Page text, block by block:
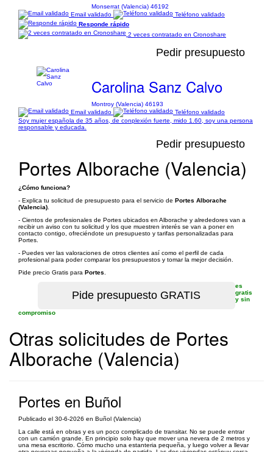
Monserrat (Valencia) 46192
Email validado
Teléfono validado
Responde rápido
2 veces contratado en Cronoshare
Pedir presupuesto
Carolina Sanz Calvo
Montroy (Valencia) 46193
Email validado
Teléfono validado
Soy mujer española de 35 años, de conplexión fuerte, mido 1.60, soy una persona
responsable y educada.
Pedir presupuesto
Portes Alborache (Valencia)
¿Cómo funciona?
- Explica tu solicitud de presupuesto para el servicio de Portes Alborache
(Valencia)
- Cientos de profesionales de Portes ubicados en Alborache y alrededores van a
recibir un aviso con tu solicitud y los que muestren interés se van a poner en
contacto contigo, ofreciéndote un presupuesto y tarifas personalizadas para
Portes.
- Puedes ver las valoraciones de otros clientes así como el perfil de cada
profesional para poder comparar los presupuestos y tomar la mejor decisión.
Pide precio Gratis para Portes
es
gratis
y sin
compromiso
Otras solicitudes de Portes
Alborache (Valencia)
Portes en Buñol
Publicado el 30-6-2026 en Buñol (Valencia)
La calle está en obras y es un poco complicado de transitar. No se puede entrar
con un camión grande. En principio solo hay que mover una nevera de 2 metros y
una mesa escritorio. Cómo mucho una estanteria pequeña, y luego volver a llevar